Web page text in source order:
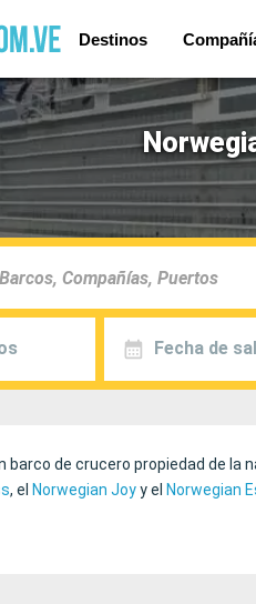
Destinos
Fecha de
barco de crucero propiedad de la
, el Norwegian Joyy el Norwegian